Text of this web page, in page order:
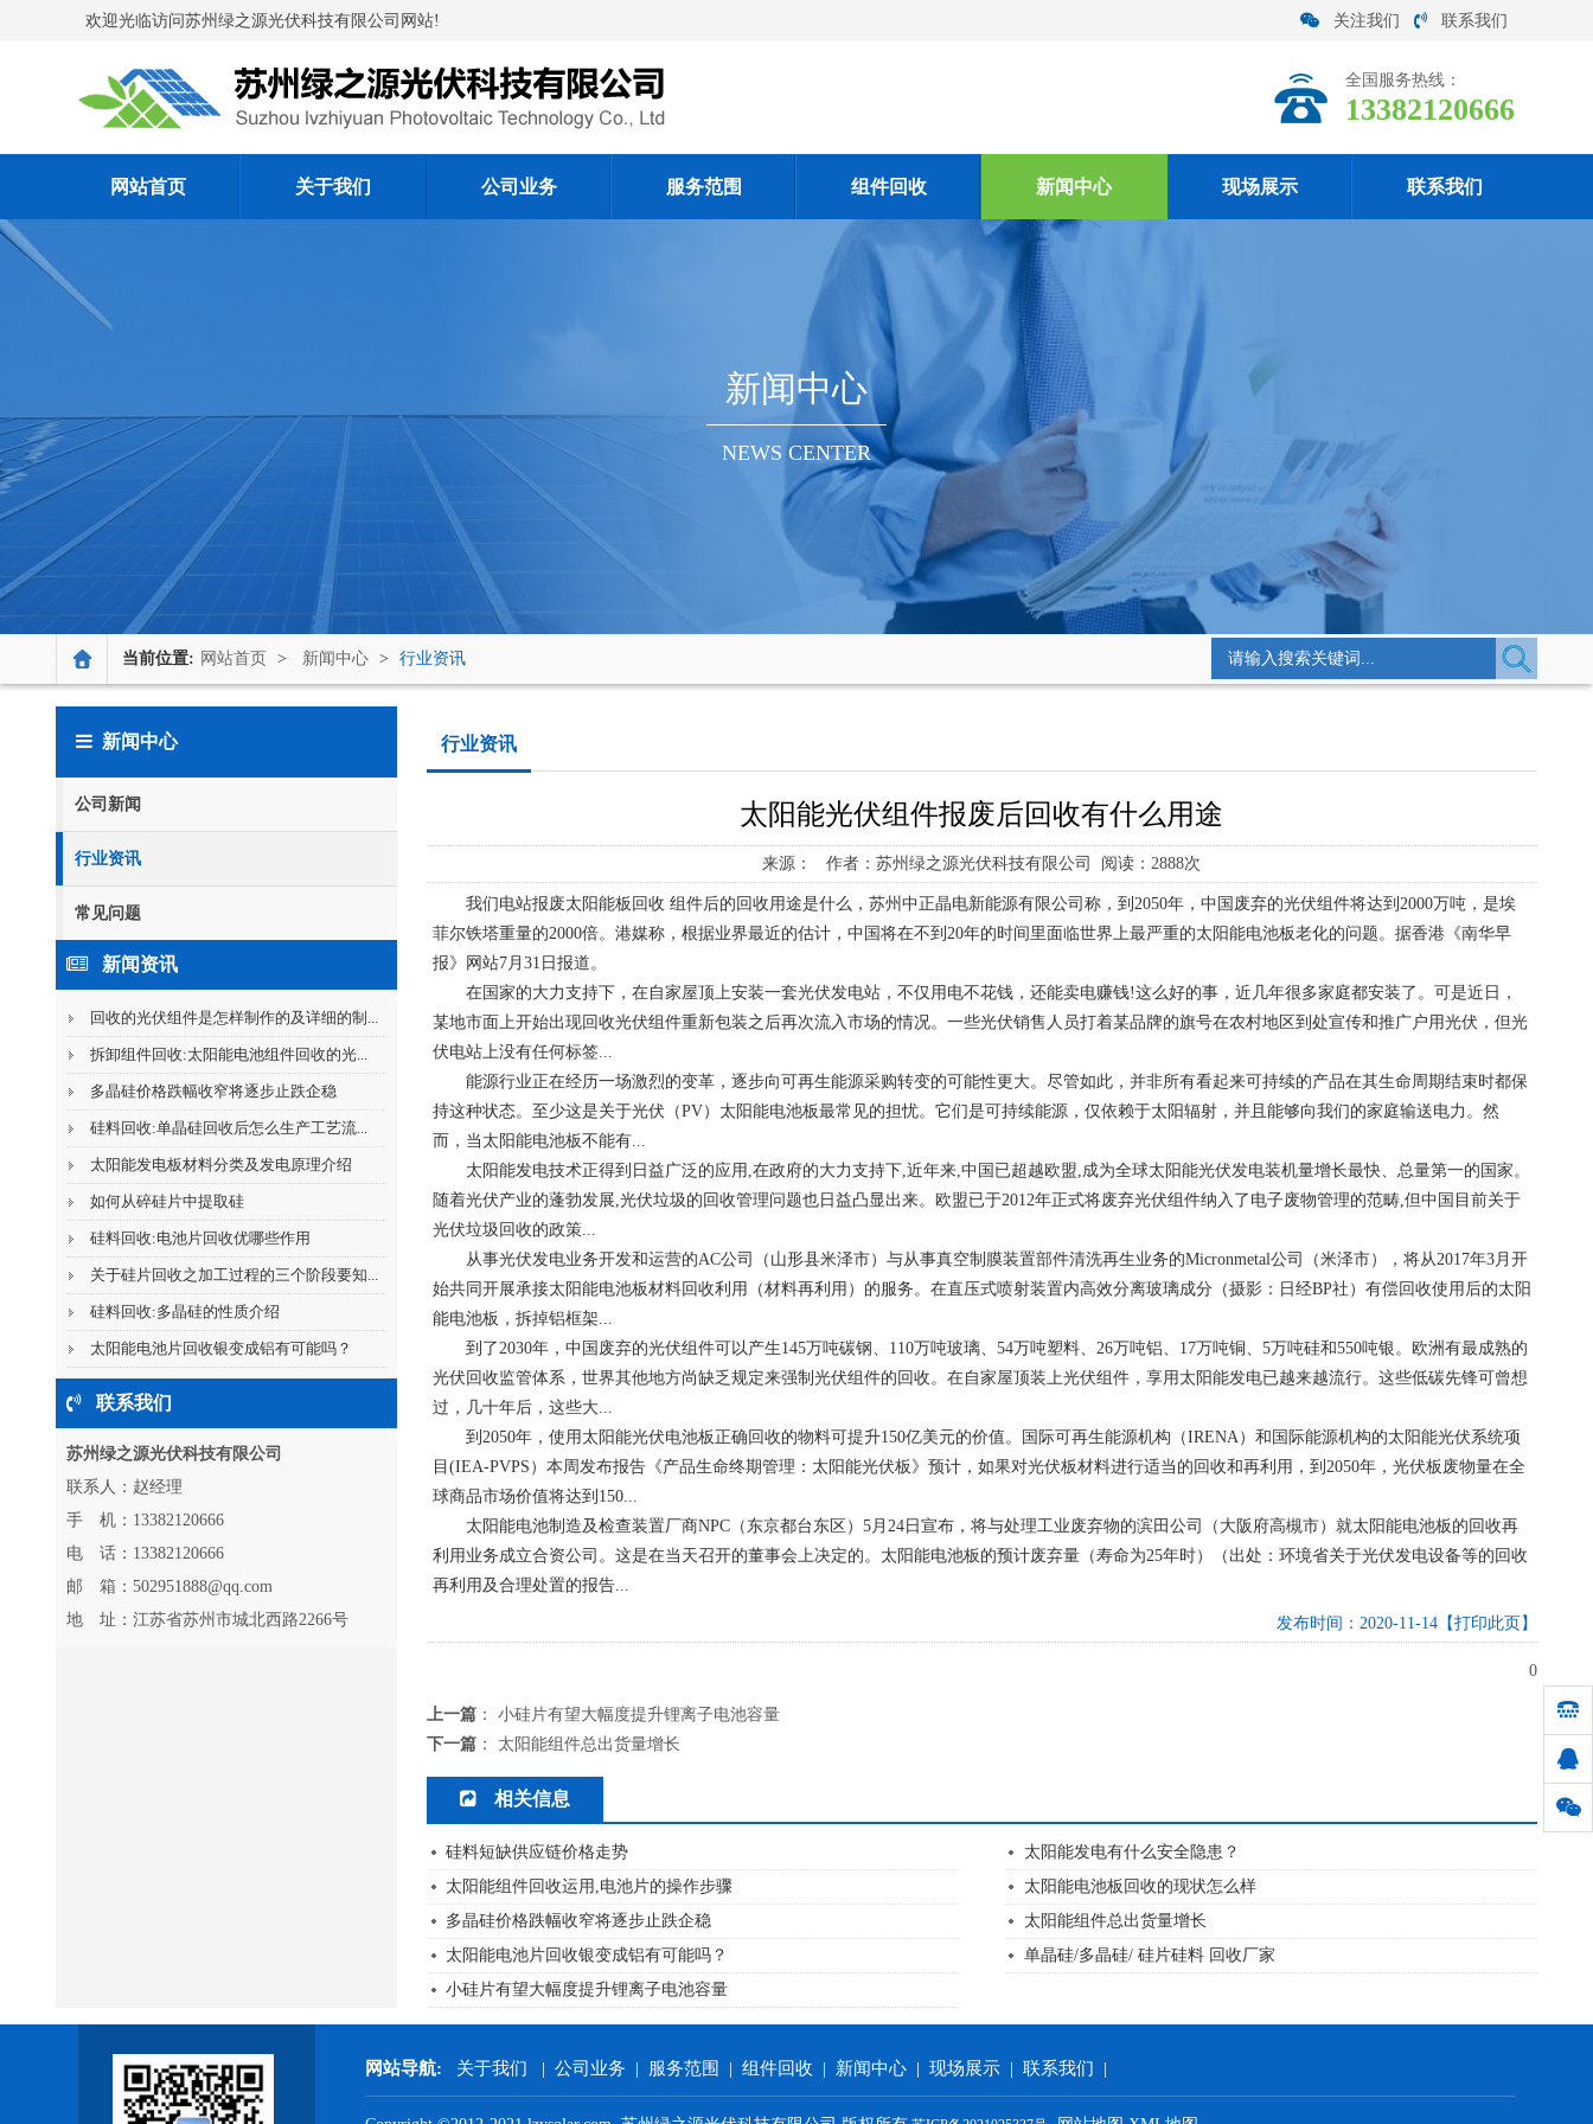
欢迎光临访问苏州绿之源光伏科技有限公司网站! 关注我们 联系我们
全国服务热线：
13382120666
网站首页 关于我们 公司业务 服务范围 组件回收 新闻中心 现场展示 联系我们
新闻中心
NEWS CENTER
当前位置: 网站首页 > 新闻中心 > 行业资讯
新闻中心
公司新闻
行业资讯
常见问题
新闻资讯
回收的光伏组件是怎样制作的及详细的制...
拆卸组件回收:太阳能电池组件回收的光...
多晶硅价格跌幅收窄将逐步止跌企稳
硅料回收:单晶硅回收后怎么生产工艺流...
太阳能发电板材料分类及发电原理介绍
如何从碎硅片中提取硅
硅料回收:电池片回收优哪些作用
关于硅片回收之加工过程的三个阶段要知...
硅料回收:多晶硅的性质介绍
太阳能电池片回收银变成铝有可能吗？
联系我们
苏州绿之源光伏科技有限公司
联系人：赵经理
手 机：13382120666
电 话：13382120666
邮 箱：502951888@qq.com
地 址：江苏省苏州市城北西路2266号
行业资讯
太阳能光伏组件报废后回收有什么用途
来源： 作者：苏州绿之源光伏科技有限公司 阅读：2888次
我们电站报废太阳能板回收 组件后的回收用途是什么，苏州中正晶电新能源有限公司称，到2050年，中国废弃的光伏组件将达到2000万吨，是埃
菲尔铁塔重量的2000倍。港媒称，根据业界最近的估计，中国将在不到20年的时间里面临世界上最严重的太阳能电池板老化的问题。据香港《南华早
报》网站7月31日报道。
在国家的大力支持下，在自家屋顶上安装一套光伏发电站，不仅用电不花钱，还能卖电赚钱!这么好的事，近几年很多家庭都安装了。可是近日，
某地市面上开始出现回收光伏组件重新包装之后再次流入市场的情况。一些光伏销售人员打着某品牌的旗号在农村地区到处宣传和推广户用光伏，但光
伏电站上没有任何标签...
能源行业正在经历一场激烈的变革，逐步向可再生能源采购转变的可能性更大。尽管如此，并非所有看起来可持续的产品在其生命周期结束时都保
持这种状态。至少这是关于光伏（PV）太阳能电池板最常见的担忧。它们是可持续能源，仅依赖于太阳辐射，并且能够向我们的家庭输送电力。然
而，当太阳能电池板不能有...
太阳能发电技术正得到日益广泛的应用,在政府的大力支持下,近年来,中国已超越欧盟,成为全球太阳能光伏发电装机量增长最快、总量第一的国家。
随着光伏产业的蓬勃发展,光伏垃圾的回收管理问题也日益凸显出来。欧盟已于2012年正式将废弃光伏组件纳入了电子废物管理的范畴,但中国目前关于
光伏垃圾回收的政策...
从事光伏发电业务开发和运营的AC公司（山形县米泽市）与从事真空制膜装置部件清洗再生业务的Micronmetal公司（米泽市），将从2017年3月开
始共同开展承接太阳能电池板材料回收利用（材料再利用）的服务。在直压式喷射装置内高效分离玻璃成分（摄影：日经BP社）有偿回收使用后的太阳
能电池板，拆掉铝框架...
到了2030年，中国废弃的光伏组件可以产生145万吨碳钢、110万吨玻璃、54万吨塑料、26万吨铝、17万吨铜、5万吨硅和550吨银。欧洲有最成熟的
光伏回收监管体系，世界其他地方尚缺乏规定来强制光伏组件的回收。在自家屋顶装上光伏组件，享用太阳能发电已越来越流行。这些低碳先锋可曾想
过，几十年后，这些大...
到2050年，使用太阳能光伏电池板正确回收的物料可提升150亿美元的价值。国际可再生能源机构（IRENA）和国际能源机构的太阳能光伏系统项
目(IEA-PVPS）本周发布报告《产品生命终期管理：太阳能光伏板》预计，如果对光伏板材料进行适当的回收和再利用，到2050年，光伏板废物量在全
球商品市场价值将达到150...
太阳能电池制造及检查装置厂商NPC（东京都台东区）5月24日宣布，将与处理工业废弃物的滨田公司（大阪府高槻市）就太阳能电池板的回收再
利用业务成立合资公司。这是在当天召开的董事会上决定的。太阳能电池板的预计废弃量（寿命为25年时）（出处：环境省关于光伏发电设备等的回收
再利用及合理处置的报告...
发布时间：2020-11-14 【打印此页】
0
上一篇： 小硅片有望大幅度提升锂离子电池容量
下一篇： 太阳能组件总出货量增长
相关信息
硅料短缺供应链价格走势
太阳能发电有什么安全隐患？
太阳能组件回收运用,电池片的操作步骤
太阳能电池板回收的现状怎么样
多晶硅价格跌幅收窄将逐步止跌企稳
太阳能组件总出货量增长
太阳能电池片回收银变成铝有可能吗？
单晶硅/多晶硅/ 硅片硅料 回收厂家
小硅片有望大幅度提升锂离子电池容量
网站导航: 关于我们 | 公司业务 | 服务范围 | 组件回收 | 新闻中心 | 现场展示 | 联系我们 |